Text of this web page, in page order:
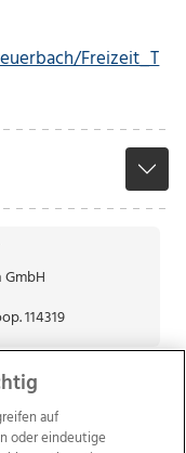
Freizeit_T
auf
oder eindeutige